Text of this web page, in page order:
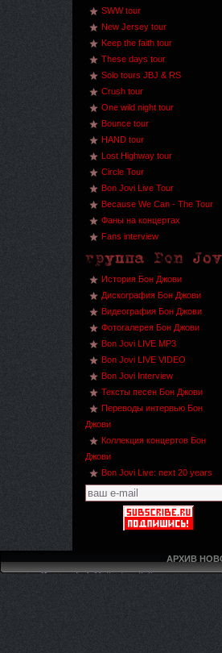
SWW tour
New Jersey tour
Keep the faith tour
These days tour
Solo tours JBJ & RS
Crush tour
One wild night tour
Bounce tour
HAND tour
Lost Highway tour
Circle Tour
Bon Jovi Live Tour
Because We Can - The Tour
Фаны на концертах
Fans interview
История Бон Джови
Дискография Бон Джови
Видеография Бон Джови
Фотогалерея Бон Джови
Bon Jovi LIVE MP3
Bon Jovi LIVE VIDEO
Bon Jovi Interview
Тексты песен Бон Джови
Переводы интервью Бон
Джови
Коллекция концертов Бон
Джови
Bon Jovi Live: next 20 years
АРХИВ
Deprecated: Methods with the same name